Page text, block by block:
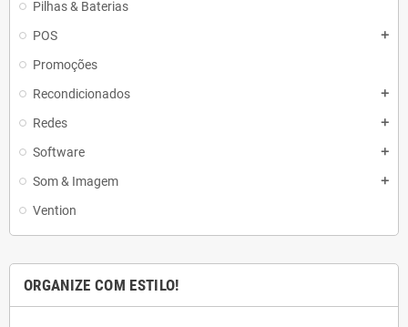
Pilhas & Baterias
POS
add
Promoções
Recondicionados
add
Redes add
Software add
Som & Imagem add
Vention
ORGANIZE COM ESTILO!